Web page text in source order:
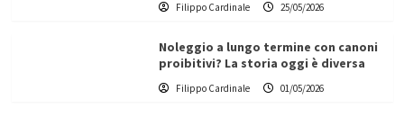
Filippo Cardinale 25/05/2026
Noleggio a lungo termine con canoni
proibitivi? La storia oggi è diversa
Filippo Cardinale 01/05/2026